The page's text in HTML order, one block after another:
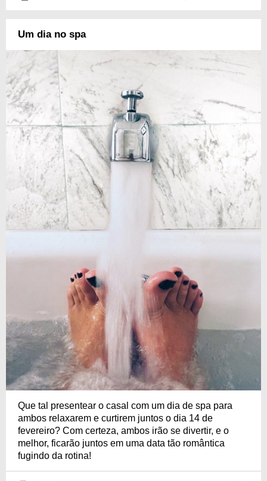
Um dia no spa
Que tal presentear o casal com um dia de spa para
ambos relaxarem e curtirem juntos o dia 14 de
fevereiro? Com certeza, ambos irão se divertir, e o
melhor, ficarão juntos em uma data tão romântica
fugindo da rotina!